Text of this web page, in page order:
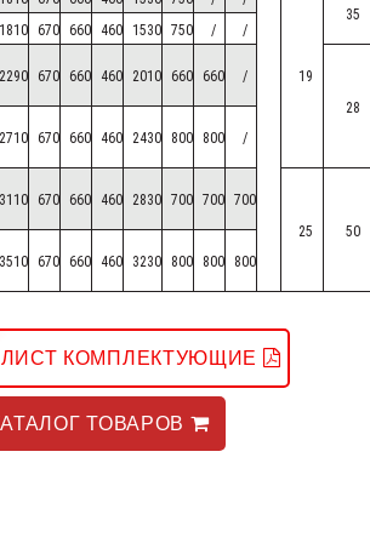
7mm
КӨЛЕМДІК ӨЛШЕМДЕРІ /
САЛМАҚ/
B C E E1 E2 F
19
35
1810 670 660 460 1530 750 /
/
2290 670 660 460 2010 660 660
/
28
2710 670 660 460 2430 800 800 /
3110 670 660 460 2830 700 700 700
25
50
3510 670 660 460 3230 800 800 800
КОМПЛЕКТУЮЩИЕ
ТОВАРОВ